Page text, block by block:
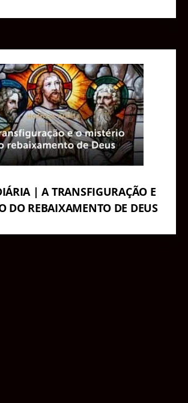
| A TRANSFIGURAÇÃO E
DO REBAIXAMENTO DE DEUS